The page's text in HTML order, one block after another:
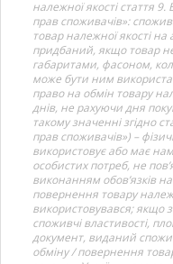
належної якості стаття
прав споживачів»:
товар належної якості
придбаний, якщо товар
габаритами, фасоном,
може бути ним
право на обмін товару
днів, не рахуючи дня
такому значенні згідно
прав споживачів») –
використовує або має
особистих потреб, не
виконанням обов’язків
повернення товару
використовувався; якщо
споживчі властивості,
документ, виданий
обміну / повернення